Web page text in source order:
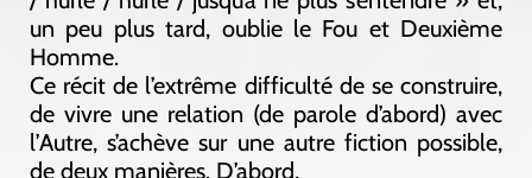
un peu plus tard, oublie le Fou et Deuxième
Homme.
Ce récit de l’extrême difficulté de se construire,
de vivre une relation (de parole d’abord) avec
l’Autre, s’achève sur une autre fiction possible,
de deux manières. D’abord,